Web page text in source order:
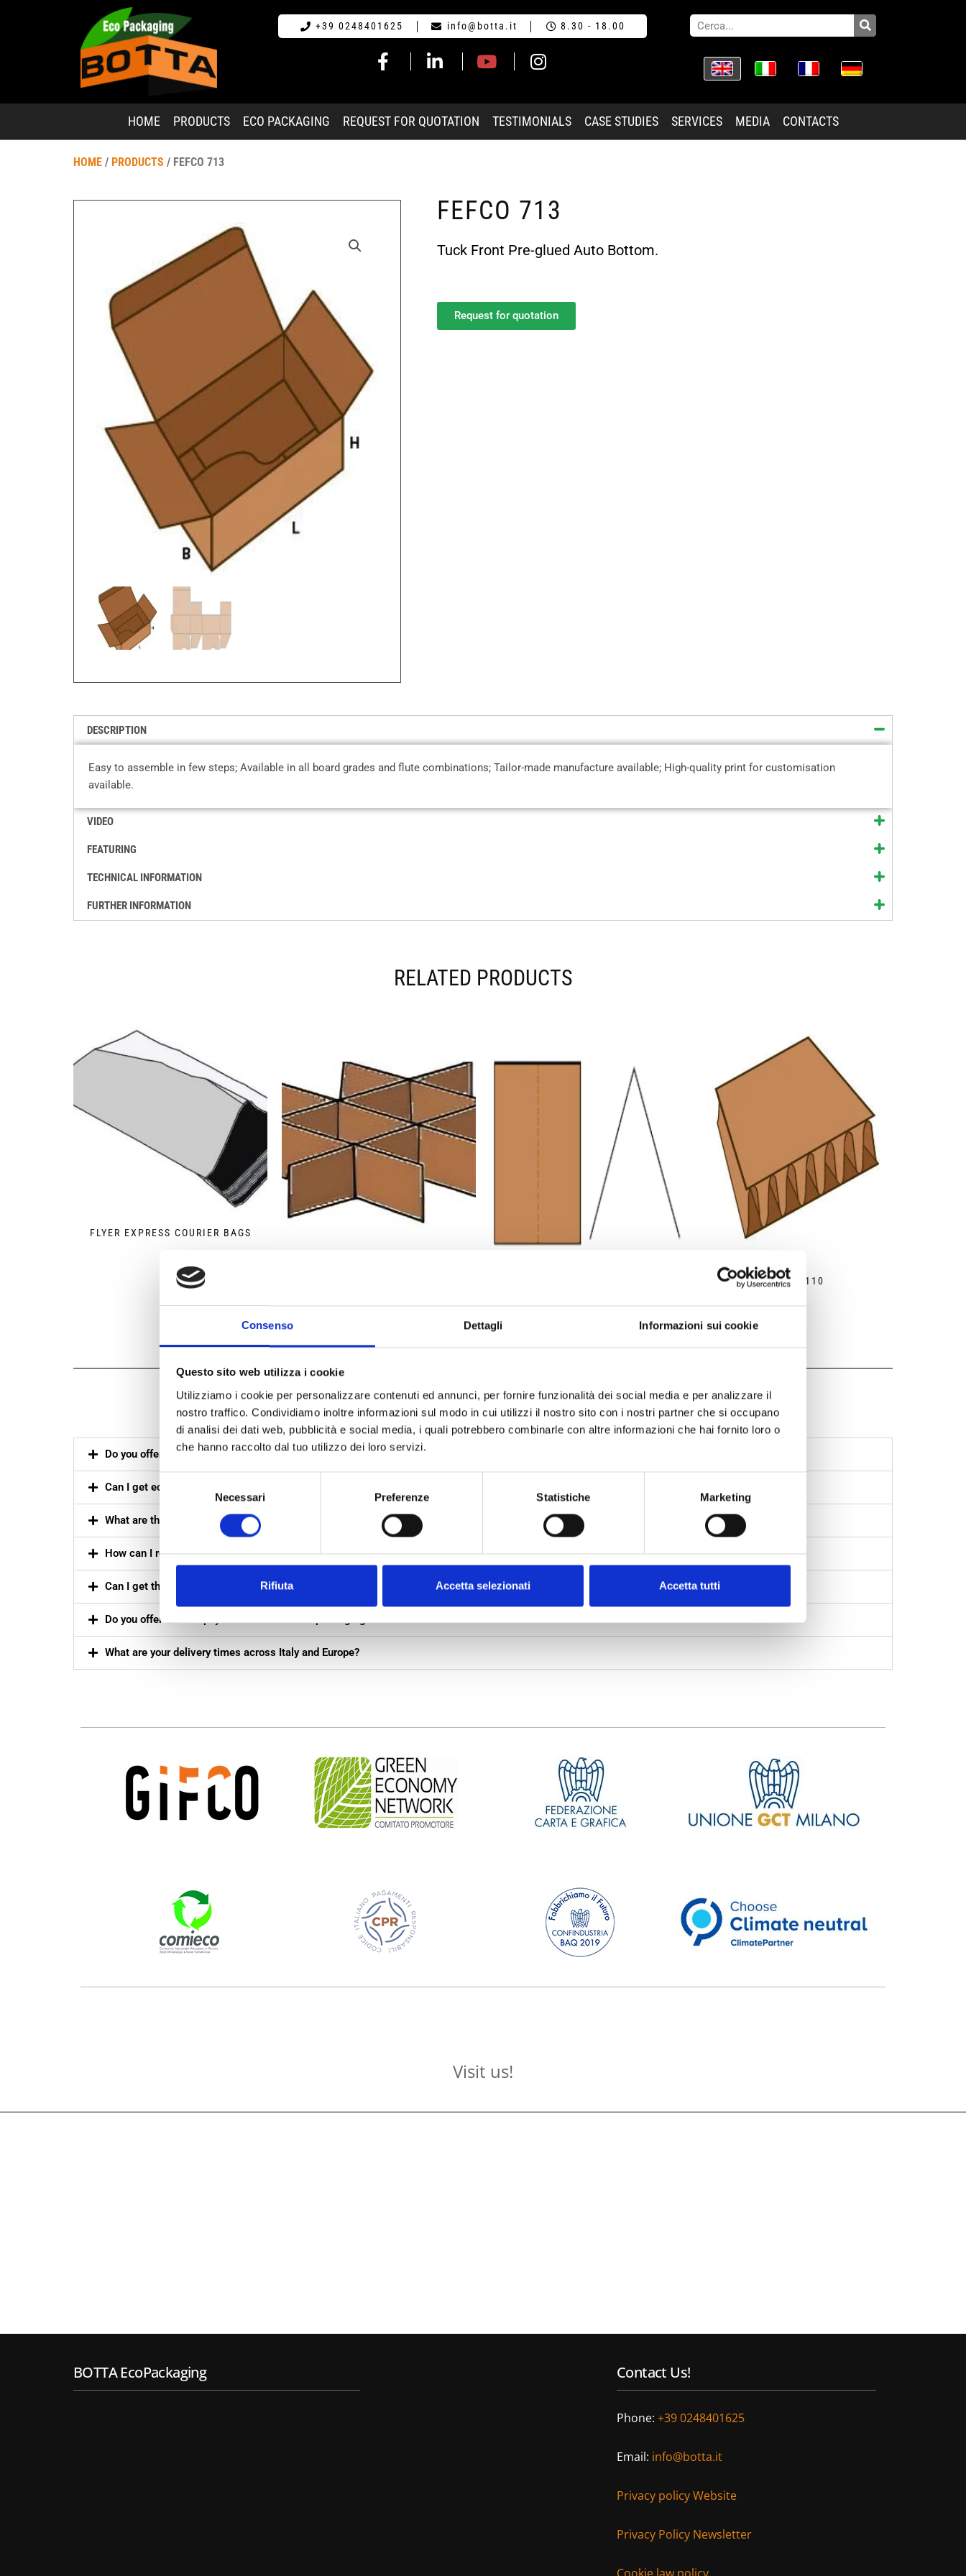
Consenso Dettagli Informazioni sui cookie
Questo sito web utilizza i cookie
Utilizziamo i cookie per personalizzare contenuti ed annunci, per fornire funzionalità dei social media e per analizzare il
nostro traffico. Condividiamo inoltre informazioni sul modo in cui utilizzi il nostro sito con i nostri partner che si occupano
di analisi dei dati web, pubblicità e social media, i quali potrebbero combinarle con altre informazioni che hai fornito loro o
che hanno raccolto dal tuo utilizzo dei loro servizi.
Necessari Preferenze Statistiche Marketing
Rifiuta Accetta selezionati Accetta tutti
+39 0248401625 info@botta.it 8.30 - 18.00
HOME PRODUCTS ECO PACKAGING REQUEST FOR QUOTATION TESTIMONIALS CASE STUDIES SERVICES MEDIA CONTACTS
HOME / PRODUCTS / FEFCO 713
FEFCO 713
Tuck Front Pre-glued Auto Bottom.
Request for quotation
DESCRIPTION
Easy to assemble in few steps; Available in all board grades and flute combinations; Tailor-made manufacture available; High-quality print for customisation
available.
VIDEO
FEATURING
TECHNICAL INFORMATION
FURTHER INFORMATION
RELATED PRODUCTS
FLYER EXPRESS COURIER BAGS
FEFCO 110
Frequently Asked Questions – BOTTA EcoPackaging
Do you offer sustainable packaging quotes under EXW, DAP or DDP terms?
Can I get eco-packaging samples for testing if I'm outside Italy?
What are the available packaging dimensions? Do you offer custom sizes?
How can I receive a quotation for eco-friendly packaging if I don’t have full details yet?
Can I get the product data sheet before placing an order?
Do you offer flexible payment terms for eco-packaging orders?
What are your delivery times across Italy and Europe?
Visit us!
BOTTA EcoPackaging Contact Us!
Phone: +39 0248401625
Email: info@botta.it
Privacy policy Website
Privacy Policy Newsletter